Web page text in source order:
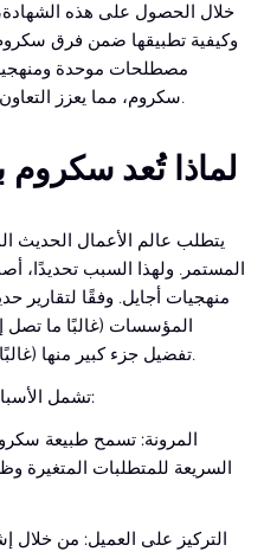
خلال الحصول على هذه
وكيفية تطبيقها ضمن فرق
سكروم، مما يعزز التعاون والفعالية في جميع مبادرات أجايل.
لماذا تُعد سكروم
يتطلب عالم الأعمال الحديث
المستمر. ولهذا السبب تحديدًا،
منهجيات أجايل. وفقًا لتقارير
تفضيل جزء كبير منها (غالبًا ما يزيد عن 50%) لمنهجية سكروم.
تشمل الأسباب الرئيسية لانتشار سكروم ما يلي:
المرونة: تسمح طبيعة
السريعة للمتطلبات المتغيرة
التركيز على العميل: من